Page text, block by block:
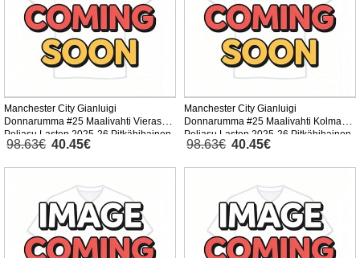
Manchester City Gianluigi
Donnarumma #25 Maalivahti Vieras
Peliasu Lasten 2025-26 Pitkähihainen
(+ Lyhyet housut)
98.63€ 40.45€
Manchester City Gianluigi
Donnarumma #25 Maalivahti Kolmas
Peliasu Lasten 2025-26 Pitkähihainen
(+ Lyhyet housut)
98.63€ 40.45€